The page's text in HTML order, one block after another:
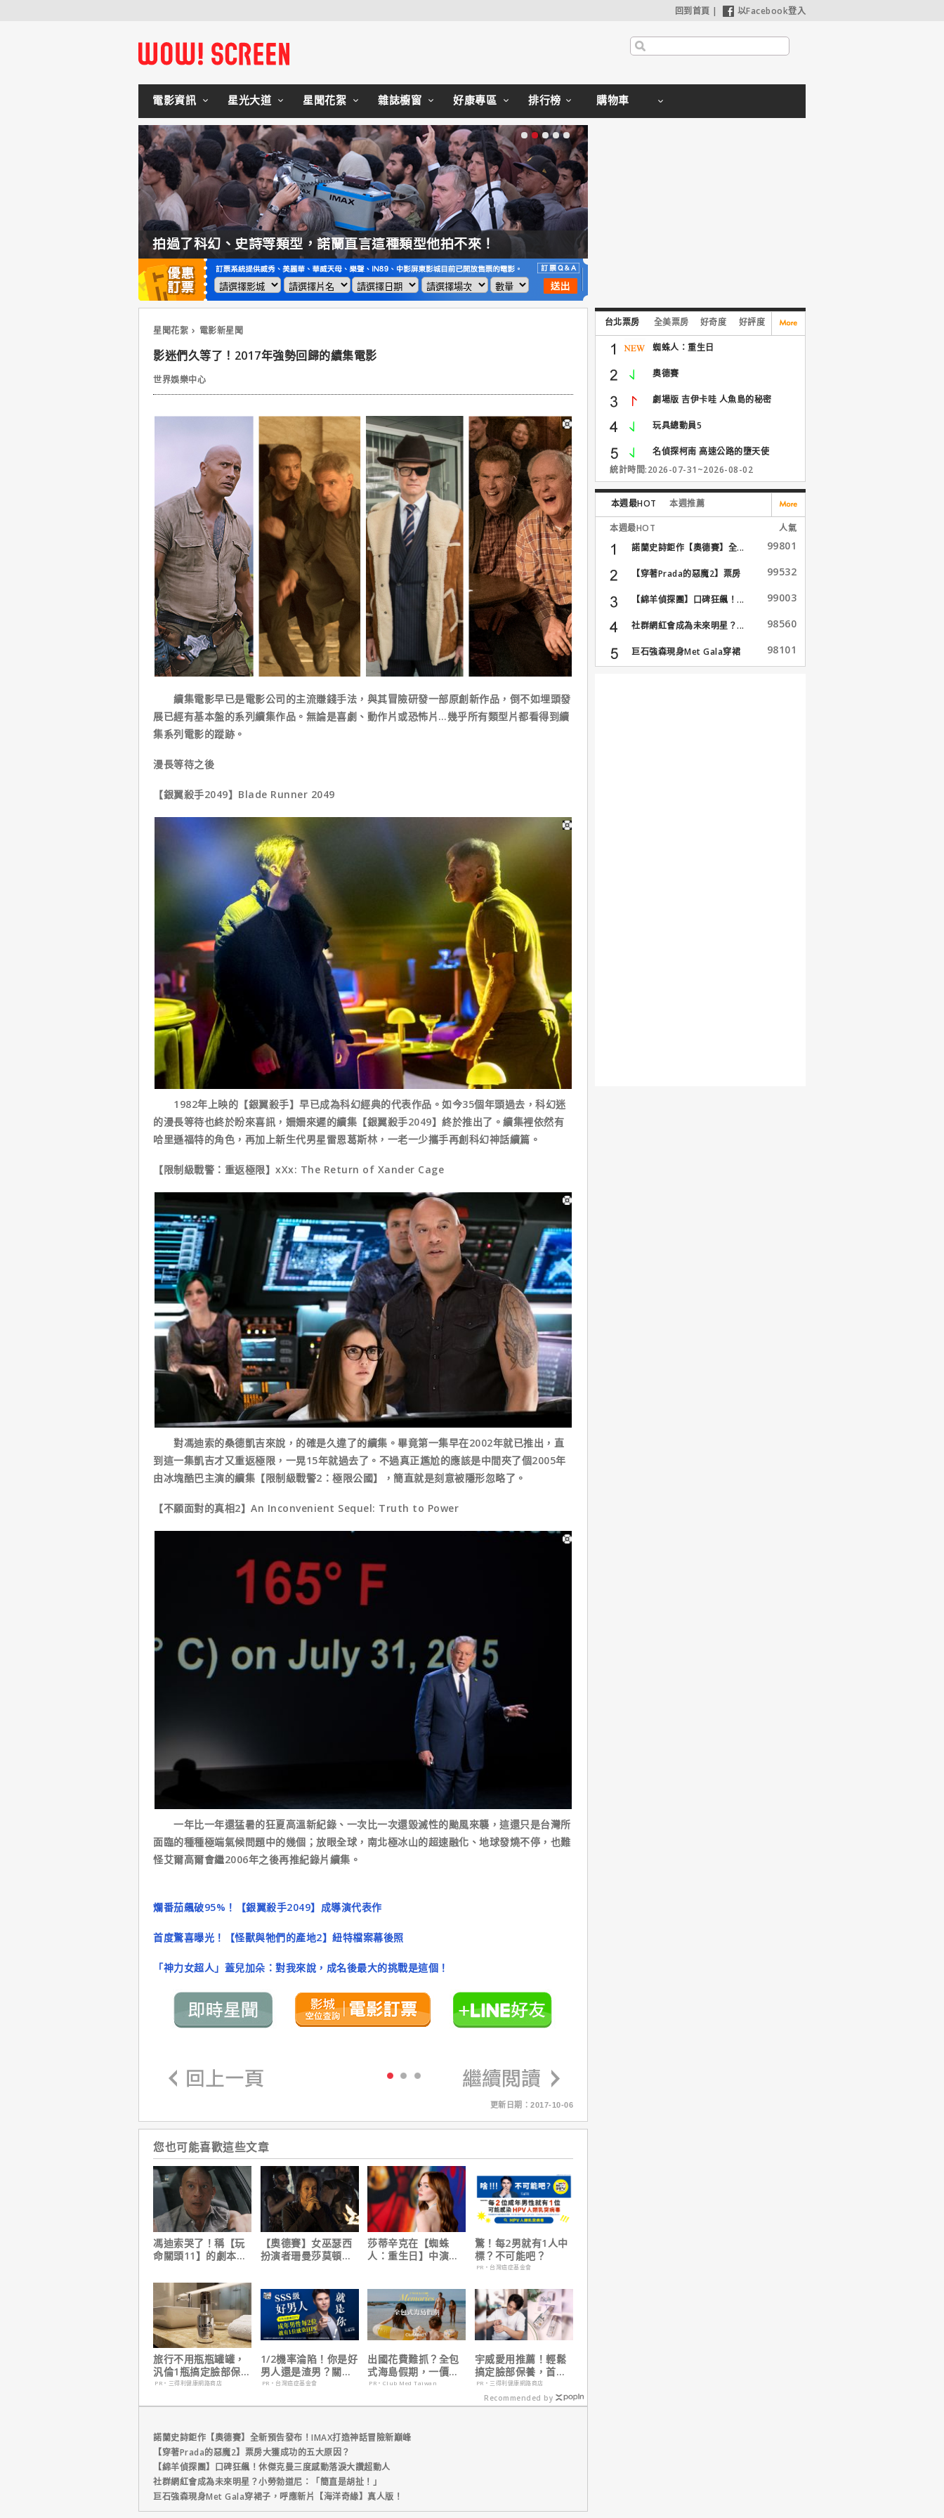
回到首頁 | 以Facebook登入
電影資訊 星光大道 星聞花絮 雜誌櫥窗 好康專區 排行榜 購物車
拍過了科幻、史詩等類型，諾蘭直言這種類型他拍不來！
星聞花絮 電影新星聞
影迷們久等了！2017年強勢回歸的續集電影
世界娛樂中心
續集電影早已是電影公司的主流賺錢手法，與其冒險研發一部原創新作品，倒不如埋頭發
展已經有基本盤的系列續集作品。無論是喜劇、動作片或恐怖片…幾乎所有類型片都看得到續
集系列電影的蹤跡。
漫長等待之後
【銀翼殺手2049】Blade Runner 2049
1982年上映的【銀翼殺手】早已成為科幻經典的代表作品。如今35個年頭過去，科幻迷
的漫長等待也終於盼來喜訊，姍姍來遲的續集【銀翼殺手2049】終於推出了。續集裡依然有
哈里遜福特的角色，再加上新生代男星雷恩葛斯林，一老一少攜手再創科幻神話續篇。
【限制級戰警：重返極限】xXx: The Return of Xander Cage
對馮迪索的桑德凱吉來說，的確是久違了的續集。畢竟第一集早在2002年就已推出，直
到這一集凱吉才又重返極限，一晃15年就過去了。不過真正尷尬的應該是中間夾了個2005年
由冰塊酷巴主演的續集【限制級戰警2：極限公國】，簡直就是刻意被隱形忽略了。
【不願面對的真相2】An Inconvenient Sequel: Truth to Power
一年比一年還猛暑的狂夏高溫新紀錄、一次比一次還毀滅性的颱風來襲，這還只是台灣所
面臨的種種極端氣候問題中的幾個；放眼全球，南北極冰山的超速融化、地球發燒不停，也難
怪艾爾高爾會繼2006年之後再推紀錄片續集。
爛番茄飆破95%！【銀翼殺手2049】成導演代表作
首度驚喜曝光！【怪獸與牠們的產地2】紐特檔案幕後照
「神力女超人」蓋兒加朵：對我來說，成名後最大的挑戰是這個！
更新日期：2017-10-06
您也可能喜歡這些文章
馮迪索哭了！稱【玩
命關頭11】的劇本是
【奧德賽】女巫瑟西
扮演者珊曼莎莫頓曝
莎蒂辛克在【蜘蛛
人：重生日】中演的
驚！每2男就有1人中
標？不可能吧？
PR・台灣癌症基金會
旅行不用瓶瓶罐罐，
汎倫1瓶搞定臉部保
養！
PR・三得利健康網路商店
1/2機率淪陷！你是好
男人還是渣男？關鍵
在這
PR・台灣癌症基金會
出國花費難抓？全包
式海島假期，一價搞
定食宿玩樂，省錢更
PR・Club Med Taiwan
宇威愛用推薦！輕鬆
搞定臉部保養，首購
只要$390
PR・三得利健康網路商店
Recommended by
諾蘭史詩鉅作【奧德賽】全新預告發布！IMAX打造神話冒險新巔峰
【穿著Prada的惡魔2】票房大獲成功的五大原因？
【綿羊偵探團】口碑狂飆！休傑克曼三度感動落淚大讚超動人
社群網紅會成為未來明星？小勞勃道尼：「簡直是胡扯！」
巨石強森現身Met Gala穿裙子，呼應新片【海洋奇緣】真人版！
台北票房 全美票房 好奇度 好評度
蜘蛛人：重生日
奧德賽
劇場版 吉伊卡哇 人魚島的秘密
玩具總動員5
名偵探柯南 高速公路的墮天使
統計時間:2026-07-31~2026-08-02
本週最HOT 本週推薦
本週最HOT
人氣
諾蘭史詩鉅作【奧德賽】全...
99801
【穿著Prada的惡魔2】票房
99532
【綿羊偵探團】口碑狂飆！... 99003
社群網紅會成為未來明星？... 98560
巨石強森現身Met Gala穿裙
子...
98101